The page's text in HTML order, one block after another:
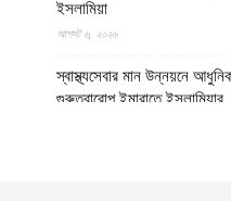
ইসলামিয়া
আগস্ট ৬, ২০২৬
স্বাস্থ্যসেবার মান উন্নয়নে
গুরুত্বারোপ ইমারাতে ইসলামিয়ার